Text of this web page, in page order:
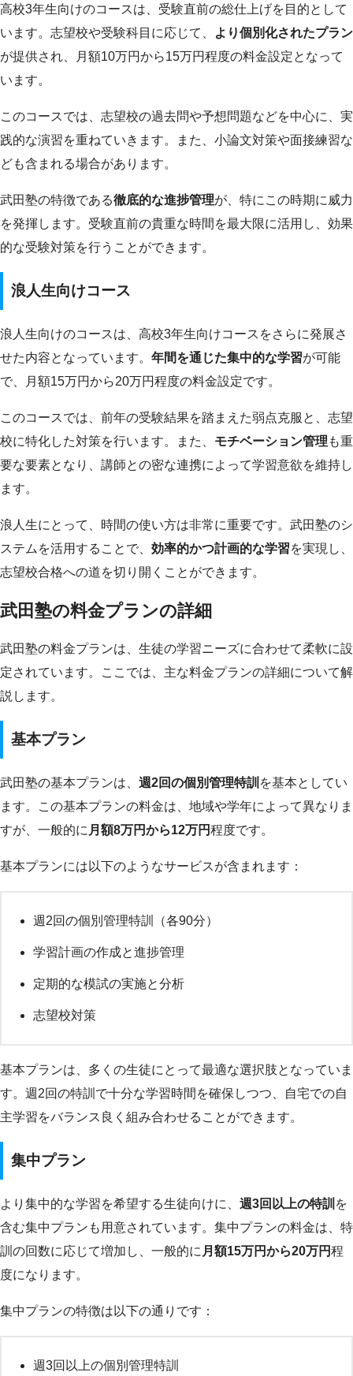
高校3年生向けのコースは、受験直前の総仕上げを目的として
います。志望校や受験科目に応じて、
より個別化されたプラン
が提供され、月額10万円から15万円程度の料金設定となって
います。
このコースでは、志望校の過去問や予想問題などを中心に、実
践的な演習を重ねていきます。また、小論文対策や面接練習な
ども含まれる場合があります。
武田塾の特徴である徹底的な進捗管理が、特にこの時期に威力
を発揮します。受験直前の貴重な時間を最大限に活用し、効果
的な受験対策を行うことができます。
浪人生向けコース
浪人生向けのコースは、高校3年生向けコースをさらに発展さ
せた内容となっています。 年間を通じた集中的な学習が可能
で、月額15万円から20万円程度の料金設定です。
このコースでは、前年の受験結果を踏まえた弱点克服と、志望
校に特化した対策を行います。また、 モチベーション管理 も重
要な要素となり、講師との密な連携によって学習意欲を維持し
ます。
浪人生にとって、時間の使い方は非常に重要です。武田塾のシ
ステムを活用することで、 効率的かつ計画的な学習を実現し、
志望校合格への道を切り開くことができます。
武田塾の料金プランの詳細
武田塾の料金プランは、生徒の学習ニーズに合わせて柔軟に設
定されています。ここでは、主な料金プランの詳細について解
説します。
基本プラン
武田塾の基本プランは、 週2回の個別管理特訓 を基本としてい
ます。この基本プランの料金は、地域や学年によって異なりま
すが、一般的に 月額8万円から12万円程度です。
基本プランには以下のようなサービスが含まれます：
週2回の個別管理特訓（各90分）
学習計画の作成と進捗管理
定期的な模試の実施と分析
志望校対策
基本プランは、多くの生徒にとって最適な選択肢となっていま
す。週2回の特訓で十分な学習時間を確保しつつ、自宅での自
主学習をバランス良く組み合わせることができます。
集中プラン
より集中的な学習を希望する生徒向けに、 週3回以上の特訓 を
含む集中プランも用意されています。集中プランの料金は、特
訓の回数に応じて増加し、一般的に 月額15万円から20万円程
度になります。
集中プランの特徴は以下の通りです：
週3回以上の個別管理特訓